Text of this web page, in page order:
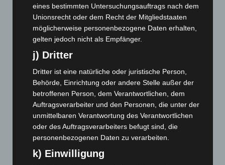
Februar 2025(96)
Januar 2025
Dezember 2024(89)
November 2024(94)
Oktober 2024 (93)
September 2024(112)
Juli 2024(89)
Juni 2024 (107)
Mai 2024
April 2024(102)
eines bestimmten Untersuchungsauftrags nach dem
Unionsrecht oder dem Recht der Mitgliedstaaten
möglicherweise personenbezogene Daten erhalten,
gelten jedoch nicht als Empfänger.
j) Dritter
Dritter ist eine natürliche oder juristische Person,
Behörde, Einrichtung oder andere Stelle außer der
betroffenen Person, dem Verantwortlichen, dem
Auftragsverarbeiter und den Personen, die unter der
unmittelbaren Verantwortung des Verantwortlichen
oder des Auftragsverarbeiters befugt sind, die
personenbezogenen Daten zu verarbeiten.
k) Einwilligung